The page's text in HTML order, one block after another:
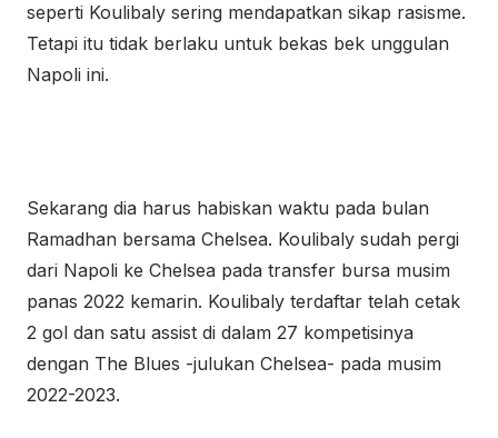
seperti Koulibaly sering mendapatkan sikap rasisme.
Tetapi itu tidak berlaku untuk bekas bek unggulan
Napoli ini.
Sekarang dia harus habiskan waktu pada bulan
Ramadhan bersama Chelsea. Koulibaly sudah pergi
dari Napoli ke Chelsea pada transfer bursa musim
panas 2022 kemarin. Koulibaly terdaftar telah cetak
2 gol dan satu assist di dalam 27 kompetisinya
dengan The Blues -julukan Chelsea- pada musim
2022-2023.